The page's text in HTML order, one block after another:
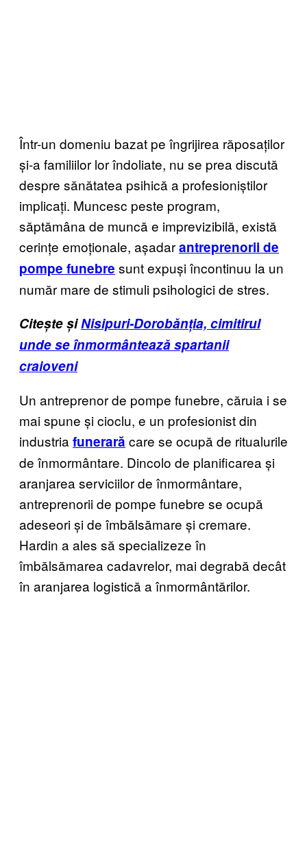
Într-un domeniu bazat pe îngrijirea răposaților
și-a familiilor lor îndoliate, nu se prea discută
despre sănătatea psihică a profesioniștilor
implicați. Muncesc peste program,
săptămâna de muncă e imprevizibilă, există
cerințe emoționale, așadarantreprenorii de
pompe funebre sunt expuși încontinuu la un
număr mare de stimuli psihologici de stres.
Citește șiNisipuri-Dorobănția, cimitirul
unde se înmormântează spartanii
craioveni
Un antreprenor de pompe funebre, căruia i se
mai spune și cioclu, e un profesionist din
industria funerară care se ocupă de ritualurile
de înmormântare. Dincolo de planificarea și
aranjarea serviciilor de înmormântare,
antreprenorii de pompe funebre se ocupă
adeseori și de îmbălsămare și cremare.
Hardin a ales să specializeze în
îmbălsămarea cadavrelor, mai degrabă decât
în aranjarea logistică a înmormântărilor.